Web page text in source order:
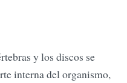
y los discos se
interna del organismo,